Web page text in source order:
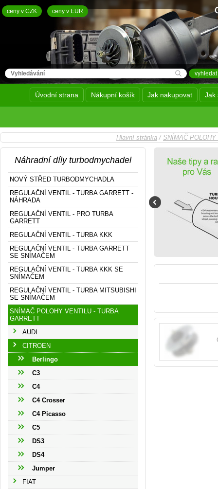
ceny v CZK ceny v EUR
Úvodní strana Nákupní košík Jak nakupovat Jak
Hlavní stránka / SNÍMAČ
Náhradní díly turbodmychadel
NOVÝ STŘED TURBODMYCHADLA
REGULAČNÍ VENTIL - TURBA GARRETT -
NÁHRADA
REGULAČNÍ VENTIL - PRO TURBA
GARRETT
REGULAČNÍ VENTIL - TURBA KKK
REGULAČNÍ VENTIL - TURBA GARRETT
SE SNÍMAČEM
REGULAČNÍ VENTIL - TURBA KKK SE
SNÍMAČEM
REGULAČNÍ VENTIL - TURBA MITSUBISHI
SE SNÍMAČEM
SNÍMAČ POLOHY VENTILU - TURBA
GARRETT
AUDI
CITROEN
Berlingo
C3
C4
C4 Crosser
C4 Picasso
C5
DS3
DS4
Jumper
FIAT